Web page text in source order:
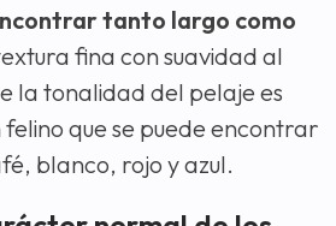
tanto largo como
fina con suavidad al
la tonalidad del pelaje es
que se puede encontrar
blanco, rojo y azul.